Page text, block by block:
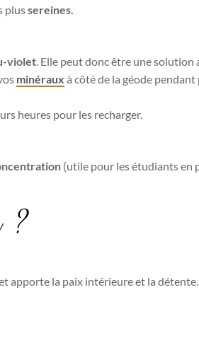
plussereines.
violet. Elle peut donc être une solution
minéraux à côté de la géode
heures pour les recharger.
(utile pour les étudiants en
?
apporte la paix intérieure et la